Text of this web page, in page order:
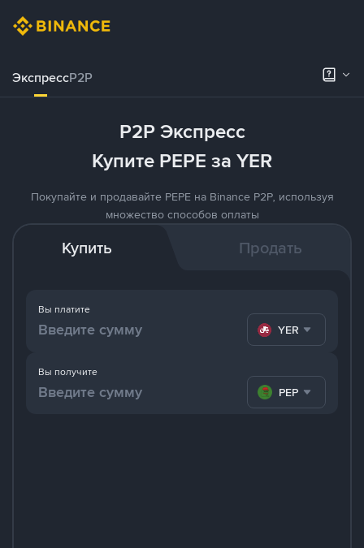
ЭкспрессP2P
P2P Экспресс
Купите PEPE за YER
Покупайте и продавайте PEPE на Binance P2P, используя
множество способов оплаты
Купить Продать
Вы платите
YER
Вы получите
PEPE